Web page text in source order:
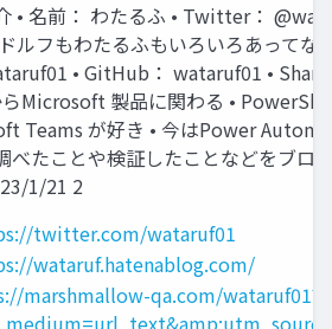
• 名前： わたるふ • Twitter：
ルフもわたるふもいろいろあってな
• GitHub： wataruf01 •
Microsoft 製品に関わる •
Teams が好き • 今はPower
べたことや検証したことなどをブロ
1/21 2
twitter.com/wataruf01
wataruf.hatenablog.com/
marshmallow-qa.com/wataruf01?